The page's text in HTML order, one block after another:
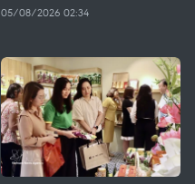
05/08/2026 02:34